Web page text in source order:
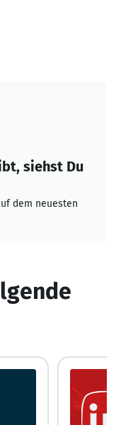
siehst Du
dem neuesten